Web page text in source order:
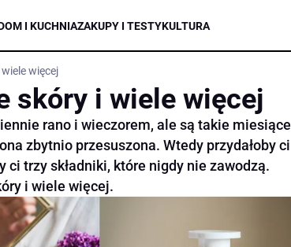
I KUCHNIAZAKUPY I TESTYKULTURA
więcej
skóry i wiele więcej
rano i wieczorem, ale są takie miesiące
zbytnio przesuszona. Wtedy przydałoby ci
trzy składniki, które nigdy nie zawodzą.
i wiele więcej.